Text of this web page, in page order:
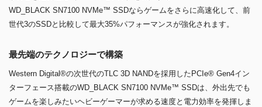
WD_BLACK SN7100 NVMe™ SSDならゲームをさらに高速化して、前
世代3のSSDと比較して最大35%パフォーマンスが強化されます。
最先端のテクノロジーで構築
Western Digital®の次世代のTLC 3D NANDを採用したPCIe® Gen4イン
ターフェース搭載のWD_BLACK SN7100 NVMe™ SSDは、外出先でも
ゲームを楽しみたいヘビーゲーマーが求める速度と電力効率を発揮しま